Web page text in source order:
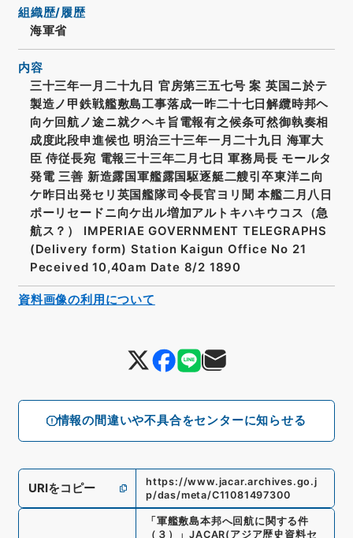
情報の間違いや不具合をセンターに知らせる
組織歴/履歴
海軍省
内容
三十三年一月二十九日 官房第三五七号 案 英国ニ於テ
製造ノ甲鉄戦艦敷島工事落成一昨二十七日解纜時邦ヘ
向ケ回航ノ途ニ就クヘキ旨電報有之候条可然御執奏相
成度此段申進候也 明治三十三年一月二十九日 海軍大
臣 侍従長宛 電報三十三年二月七日 軍務局長 モールタ
発電 三善 新造露国軍艦露国駆逐艇二艘引卒東洋ニ向
ケ昨日出発セリ英国艦隊司令長官ヨリ聞 本艦二月八日
ポーリセードニ向ケ出ル増加アルトキハキウコス（急
航ス？） IMPERIAE GOVERNMENT TELEGRAPHS
(Delivery form) Station Kaigun Office No 21
Peceived 10,40am Date 8/2 1890
URIをコピー
https://www.jacar.archives.go.j
p/das/meta/C11081497300
「 軍艦敷島本邦へ回航に関する件
（３）
」JACAR(アジア歴史資料セ
資料画像の利用について